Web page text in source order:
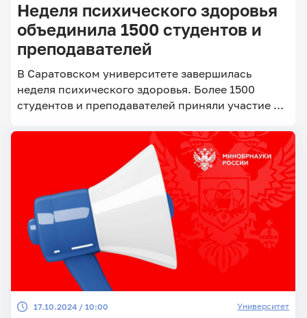
Неделя психического здоровья
объединила 1500 студентов и
преподавателей
В Саратовском университете завершилась
неделя психического здоровья. Более 1500
студентов и преподавателей приняли участие в
интерактивные лекции, квесты, психологические
тренинги, арт-терапевтические мастерские,
мотивирующие переменки и физкультминутки.
17.10.2024 / 10:00 Университет